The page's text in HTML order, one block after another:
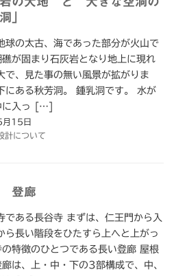
」
球の太古、海であった部分が火山で
が固まり石灰岩となり地上に現れ
で、見た事の無い風景が拡がりま
にある秋芳洞。 鍾乳洞です。 水が
に入っ […]
月15日
計について
登廊
である長谷寺 まずは、仁王門から入
ら長い階段をひたすら上へと上がっ
特徴のひとつである長い登廊 屋根
は、上・中・下の3部構成で、中、